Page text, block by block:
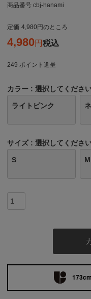
商品番号 cbj-hanami
定価 4,980 のところ
4,980 税込
249 ポイント進呈
カラー 選択してくださ
ライトピンク
サイズ 選択してくださ
S M